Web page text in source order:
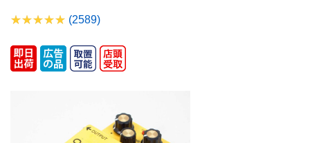
(2589)